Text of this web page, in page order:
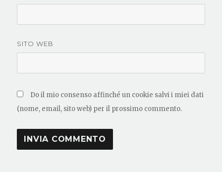
SITO WEB
Do il mio consenso affinché un cookie salvi i miei dati
(nome, email, sito web) per il prossimo commento.